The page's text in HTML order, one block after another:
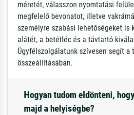
méretét, válasszon nyomtatási
megfelelő bevonatot, illetve
személyre szabási lehetőségeket is
alátét, a betétléc és a távtartó
Ügyfélszolgálatunk szívesen segít a
összeállításában.
Hogyan tudom eldönteni,
majd a helyiségbe?